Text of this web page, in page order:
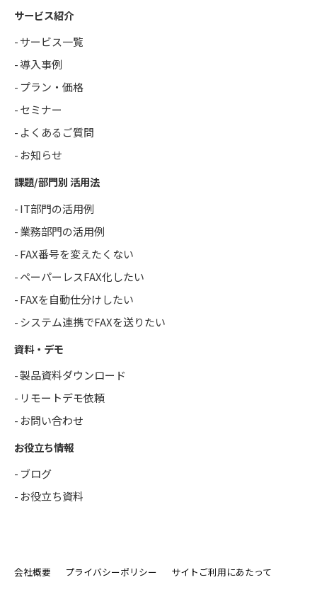
サービス紹介
サービス一覧
導入事例
プラン・価格
セミナー
よくあるご質問
お知らせ
課題/部門別 活用法
IT部門の活用例
業務部門の活用例
FAX番号を変えたくない
ペーパーレスFAX化したい
FAXを自動仕分けしたい
システム連携でFAXを送りたい
資料・デモ
製品資料ダウンロード
リモートデモ依頼
お問い合わせ
お役立ち情報
ブログ
お役立ち資料
会社概要 プライバシーポリシー サイトご利用にあたって